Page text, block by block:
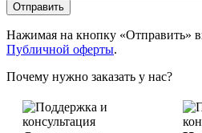
Отправить
Нажимая на кнопку «Отправить»
Публичной оферты.
Почему нужно заказать у нас?